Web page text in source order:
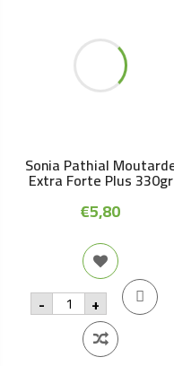
Sonia Pathial
Extra Forte Plus 330gr
€5,80
- Sonia
Pathial
Moutarde
Extra
Forte
+